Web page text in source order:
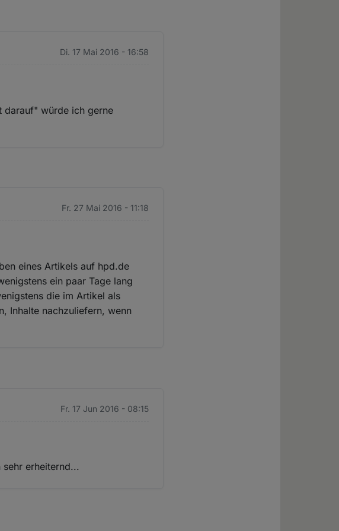
Di. 17 Mai 2016 - 16:58
darauf" würde ich gerne
Fr. 27 Mai 2016 - 11:18
eines Artikels auf hpd.de
ein paar Tage lang
die im Artikel als
Inhalte nachzuliefern, wenn
Fr. 17 Jun 2016 - 08:15
erheiternd...